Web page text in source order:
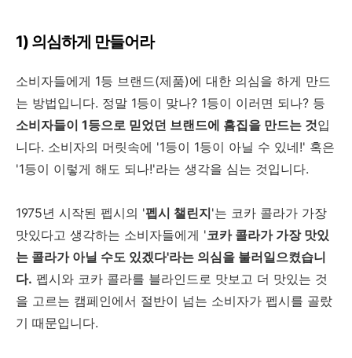
1) 의심하게 만들어라
소비자들에게 1등 브랜드(제품)에 대한 의심을 하게 만드
는 방법입니다. 정말 1등이 맞나? 1등이 이러면 되나? 등
소비자들이 1등으로 믿었던 브랜드에 흠집을 만드는 것입
니다. 소비자의 머릿속에 '1등이 1등이 아닐 수 있네!' 혹은
'1등이 이렇게 해도 되나!'라는 생각을 심는 것입니다.
1975년 시작된 펩시의 '펩시 챌린지'는 코카 콜라가 가장
맛있다고 생각하는 소비자들에게 '코카 콜라가 가장 맛있
는 콜라가 아닐 수도 있겠다'라는 의심을 불러일으켰습니
다. 펩시와 코카 콜라를 블라인드로 맛보고 더 맛있는 것
을 고르는 캠페인에서 절반이 넘는 소비자가 펩시를 골랐
기 때문입니다.